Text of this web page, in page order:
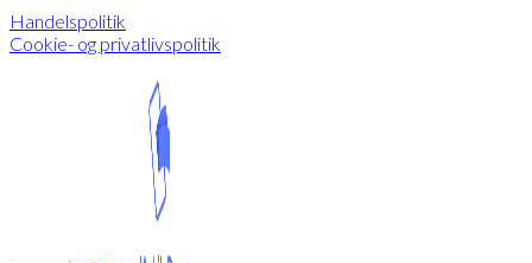
Handelspolitik
Cookie- og privatlivspolitik